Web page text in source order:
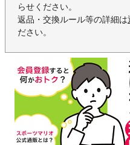
らせください。
返品・交換ルール等の詳細は
ださい。